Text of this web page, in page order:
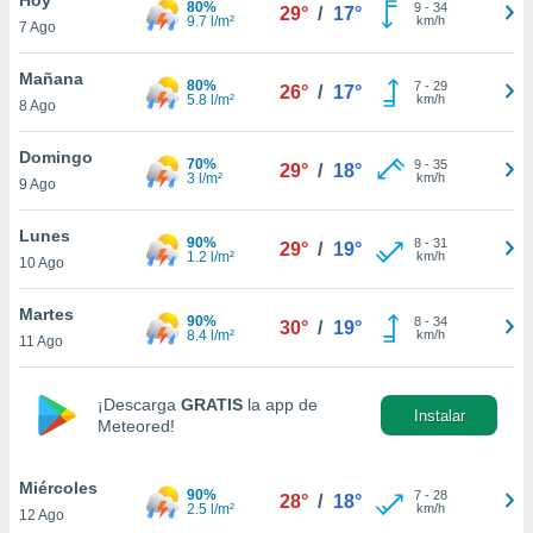
en
más
nuestra
de
aceptar
de
7 Ago
80%
9.7 l/m²
29° / 17° 9- 34
km/h
Mañana
8 Ago
80%
5.8 l/m²
26° / 17° 7- 29
km/h
Domingo
9 Ago
70%
3 l/m²
29° / 18° 9- 35
km/h
Lunes
10 Ago
90%
1.2 l/m²
29° / 19° 8- 31
km/h
Martes
11 Ago
90%
8.4 l/m²
30° / 19° 8- 34
km/h
¡Descarga GRATIS la app de
Meteored!
Instalar
Miércoles
12 Ago
90%
2.5 l/m²
28° / 18° 7- 28
km/h